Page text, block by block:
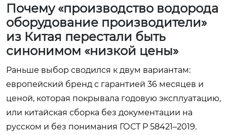
Почему «производство водорода
оборудование производители»
из Китая перестали быть
синонимом «низкой цены»
Раньше выбор сводился к двум вариантам:
европейский бренд с гарантией 36 месяцев и
ценой, которая покрывала годовую эксплуатацию,
или китайская сборка без документации на
русском и без понимания ГОСТ Р 58421–2019.